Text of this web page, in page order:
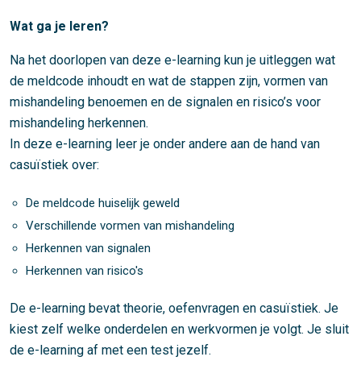
Wat ga je leren?
Na het doorlopen van deze e-learning kun je uitleggen wat
de meldcode inhoudt en wat de stappen zijn, vormen van
mishandeling benoemen en de signalen en risico’s voor
mishandeling herkennen.
In deze e-learning leer je onder andere aan de hand van
casuïstiek over:
De meldcode huiselijk geweld
Verschillende vormen van mishandeling
Herkennen van signalen
Herkennen van risico's
De e-learning bevat theorie, oefenvragen en casuïstiek. Je
kiest zelf welke onderdelen en werkvormen je volgt. Je sluit
de e-learning af met een test jezelf.